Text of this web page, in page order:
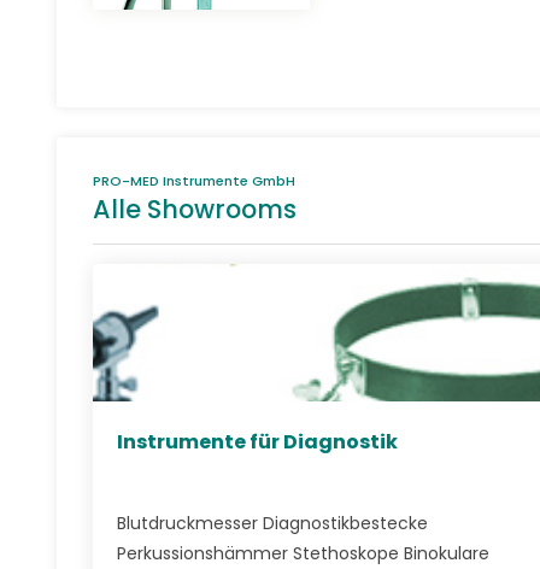
PRO-MED Instrumente GmbH
Alle Showrooms
Instrumente für Diagnostik
Blutdruckmesser Diagnostikbestecke
Perkussionshämmer Stethoskope Binokulare